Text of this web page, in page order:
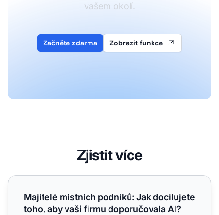
vašem okolí.
Začněte zdarma Zobrazit funkce
Zjistit více
Majitelé místních podniků: Jak docilujete toho, aby vaši
Majitelé místních podniků: Jak docilujete
toho, aby vaši firmu doporučovala AI?